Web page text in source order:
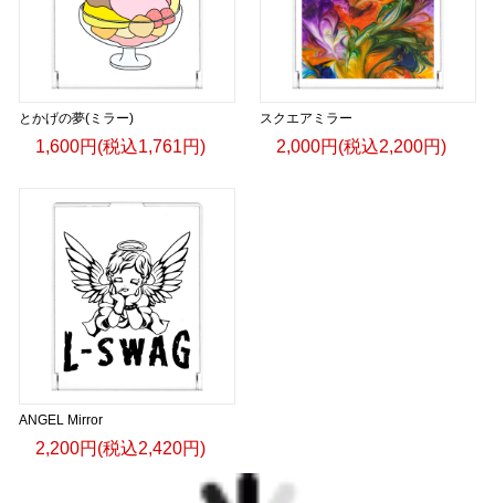
とかげの夢(ミラー)
1,600円(税込1,761円)
スクエアミラー
2,000円(税込2,200円)
ANGEL Mirror
2,200円(税込2,420円)